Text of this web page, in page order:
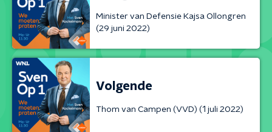
Minister van Defensie Kajsa Ollongren
(29 juni 2022)
Volgende
Thom van Campen (VVD) (1 juli 2022)